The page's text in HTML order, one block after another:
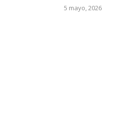
24 febrero, 2026